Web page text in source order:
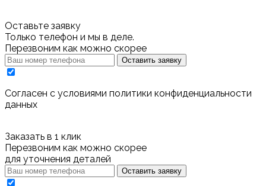
Оставьте заявку
Только телефон и мы в деле.
Перезвоним как можно скорее
Оставить заявку
Cогласен с условиями политики конфиденциальности
данных
Заказать в 1 клик
Перезвоним как можно скорее
для уточнения деталей
Оставить заявку